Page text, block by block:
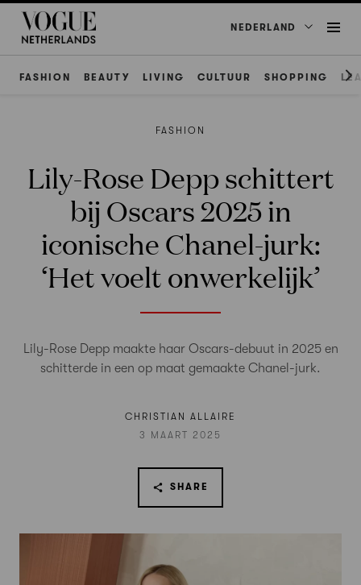
NEDERLAND
FASHION BEAUTY LIVING CULTUUR SHOPPING
FASHION
Lily-Rose Depp schittert
bij Oscars 2025 in
iconische Chanel-jurk:
‘Het voelt onwerkelijk’
Lily-Rose Depp maakte haar Oscars-debuut in 2025 en
schitterde in een op maat gemaakte Chanel-jurk.
CHRISTIAN ALLAIRE
3 MAART 2025
SHARE